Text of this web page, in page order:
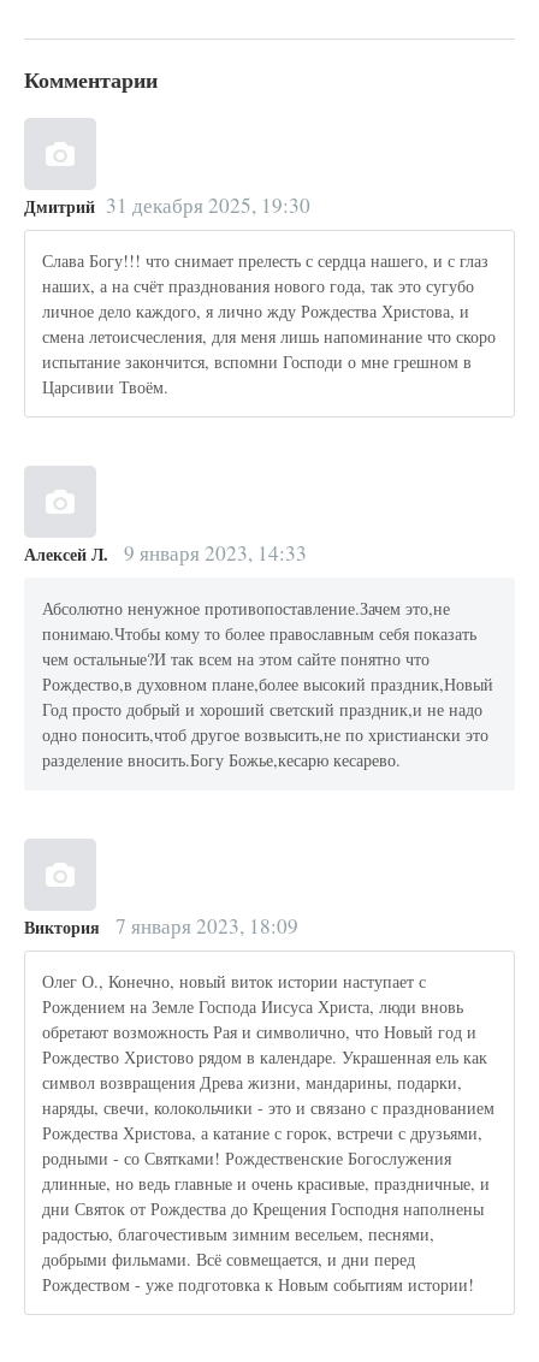
Комментарии
Дмитрий 31 декабря 2025, 19:30
Слава Богу!!! что снимает прелесть с сердца нашего, и с глаз
наших, а на счёт празднования нового года, так это сугубо
личное дело каждого, я лично жду Рождества Христова, и
смена летоисчесления, для меня лишь напоминание что скоро
испытание закончится, вспомни Господи о мне грешном в
Царсивии Твоём.
Алексей Л. 9 января 2023, 14:33
Абсолютно ненужное противопоставление.Зачем это,не
понимаю.Чтобы кому то более правоcлавным себя показать
чем остальные?И так всем на этом сайте понятно что
Рождество,в духовном плане,более высокий праздник,Новый
Год просто добрый и хороший светский праздник,и не надо
одно поносить,чтоб другое возвысить,не по христиански это
разделение вносить.Богу Божье,кесарю кесарево.
Виктория 7 января 2023, 18:09
Олег О., Конечно, новый виток истории наступает с
Рождением на Земле Господа Иисуса Христа, люди вновь
обретают возможность Рая и символично, что Новый год и
Рождество Христово рядом в календаре. Украшенная ель как
символ возвращения Древа жизни, мандарины, подарки,
наряды, свечи, колокольчики - это и связано с празднованием
Рождества Христова, а катание с горок, встречи с друзьями,
родными - со Святками! Рождественские Богослужения
длинные, но ведь главные и очень красивые, праздничные, и
дни Святок от Рождества до Крещения Господня наполнены
радостью, благочестивым зимним весельем, песнями,
добрыми фильмами. Всё совмещается, и дни перед
Рождеством - уже подготовка к Новым событиям истории!